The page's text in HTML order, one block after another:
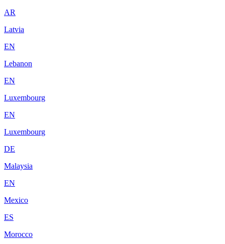
AR
Latvia
EN
Lebanon
EN
Luxembourg
EN
Luxembourg
DE
Malaysia
EN
Mexico
ES
Morocco